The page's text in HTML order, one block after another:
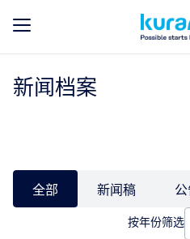
新闻档案
全部 新闻稿 公
按年份筛选